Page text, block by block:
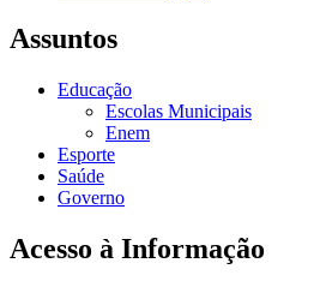
Assuntos
Educação
Escolas Municipais
Enem
Esporte
Saúde
Governo
Acesso à Informação